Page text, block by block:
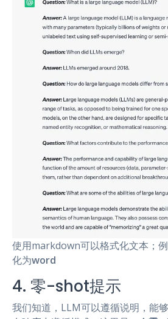
使用markdown可以格式化文本
化为word
4. 零-shot提示
我们知道，LLM可以遵循说明，能